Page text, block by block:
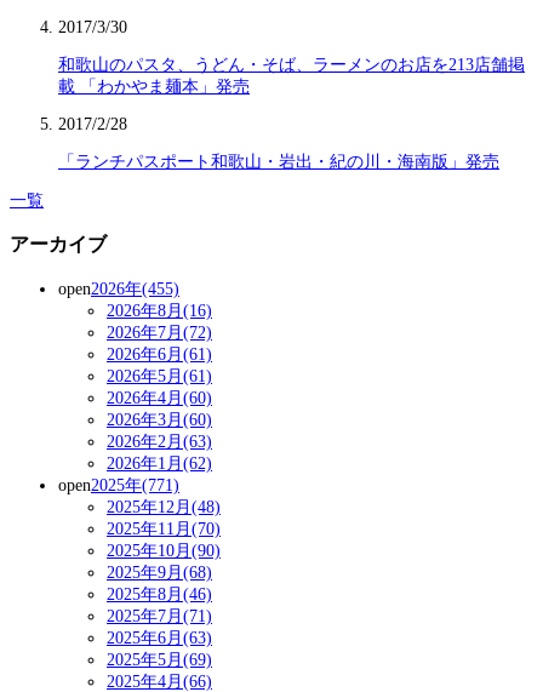
2017/3/30
和歌山のパスタ、うどん・そば、ラーメンのお店を213店舗掲
載 「わかやま麺本」発売
2017/2/28
「ランチパスポート和歌山・岩出・紀の川・海南版」発売
一覧
アーカイブ
open2026年(455)
2026年8月(16)
2026年7月(72)
2026年6月(61)
2026年5月(61)
2026年4月(60)
2026年3月(60)
2026年2月(63)
2026年1月(62)
open2025年(771)
2025年12月(48)
2025年11月(70)
2025年10月(90)
2025年9月(68)
2025年8月(46)
2025年7月(71)
2025年6月(63)
2025年5月(69)
2025年4月(66)